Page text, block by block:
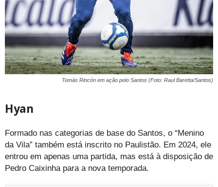
Tomás Rincón em ação pelo Santos (Foto: Raul Baretta/Santos)
Hyan
Formado nas categorias de base do Santos, o “Menino
da Vila” também está inscrito no Paulistão. Em 2024, ele
entrou em apenas uma partida, mas está à disposição de
Pedro Caixinha para a nova temporada.